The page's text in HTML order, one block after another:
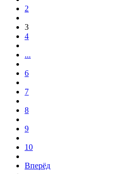
2
3
4
...
6
7
8
9
10
Вперёд